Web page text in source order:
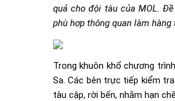
quả cho đội tàu của MOL.
phù hợp thông quan làm
Trong khuôn khổ chương
Sa. Các bên trực tiếp kiểm
tàu cập, rời bến, nhằm hạn